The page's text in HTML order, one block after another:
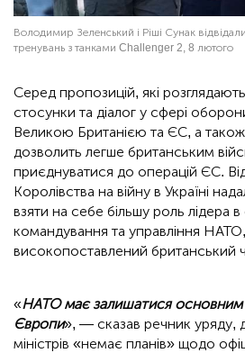
Володимир Зеленський і Ріші Сунак
тренувань з танками Challenger 2, 8 лютого
Серед пропозицій, які
стосунки та діалог у сфері
Великою Британією та ЄС, а
дозволить легше британським
приєднуватися до операцій ЄС.
Королівства на війну в Україні
взяти на себе більшу роль лідера в
командування та управління
високопоставлений британський
«НАТО має залишатися
Європи», — сказав речник уряду,
міністрів «немає планів» щодо